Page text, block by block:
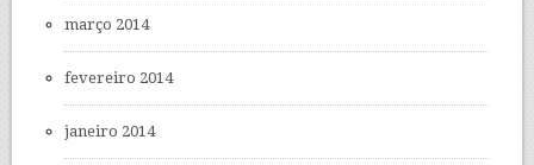
março 2014
fevereiro 2014
janeiro 2014